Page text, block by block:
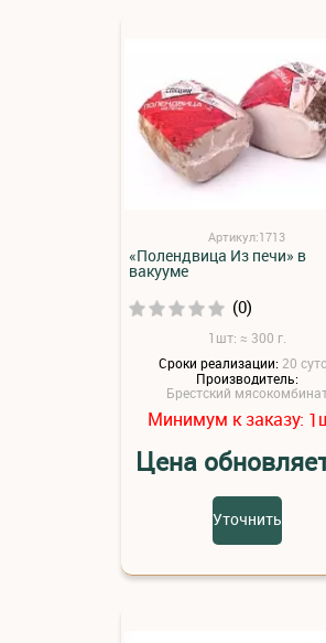
Артикул:1713
«Полендвица Из печи» в
вакууме
(0)
1шт: ≈ 300 г.
Сроки реализации: 20
Производитель:
Брестский
Минимум к заказу: 1
Цена
Уточнить